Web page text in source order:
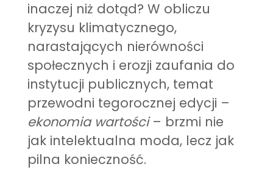
inaczej niż dotąd? W obliczu
kryzysu klimatycznego,
narastających nierówności
społecznych i erozji zaufania do
instytucji publicznych, temat
przewodni tegorocznej edycji –
ekonomia wartości– brzmi nie
jak intelektualna moda, lecz jak
pilna konieczność.